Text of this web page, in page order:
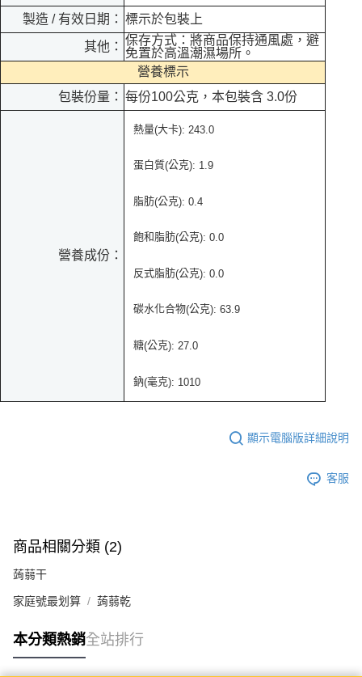
製造 / 有效日期： 標示於包裝上
其他： 保存方式：將商品保持通風處，避
免置於高溫潮濕場所。
營養標示
包裝份量： 每份100公克，本包裝含 3.0份
營養成份：
熱量(大卡): 243.0
蛋白質(公克): 1.9
脂肪(公克): 0.4
飽和脂肪(公克): 0.0
反式脂肪(公克): 0.0
碳水化合物(公克): 63.9
糖(公克): 27.0
鈉(毫克): 1010
顯示電腦版詳細說明
客服
商品相關分類 (2)
蒟蒻干
家庭號最划算 蒟蒻乾
本分類熱銷全站排行